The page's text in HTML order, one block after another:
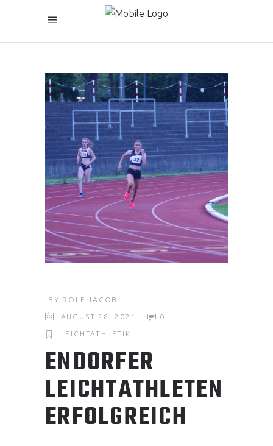
BY ROLF JACOB
AUGUST 28, 2021 0
LEICHTATHLETIK
ENDORFER
LEICHTATHLETEN
ERFOLGREICH